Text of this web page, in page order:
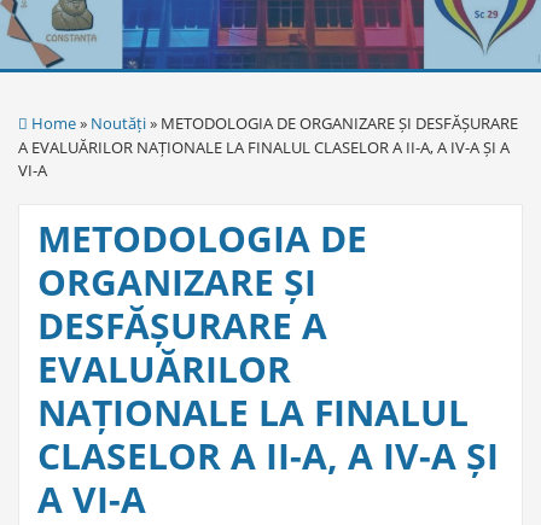
Home» Noutăți» METODOLOGIA DE ORGANIZARE ȘI DESFĂȘURARE
A EVALUĂRILOR NAȚIONALE LA FINALUL CLASELOR A II-A, A IV-A ȘI A
VI-A
METODOLOGIA DE
ORGANIZARE ȘI
DESFĂȘURARE A
EVALUĂRILOR
NAȚIONALE LA FINALUL
CLASELOR A II-A, A IV-A ȘI
A VI-A